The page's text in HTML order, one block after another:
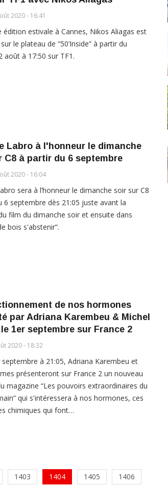
2020 - 16:41
édition estivale à Cannes, Nikos Aliagas est
le plateau de “50’Inside” à partir du
août à 17:50 sur TF1.
Labro à l'honneur le dimanche
C8 à partir du 6 septembre
2020 - 16:04
sera à l’honneur le dimanche soir sur C8
6 septembre dès 21:05 juste avant la
film du dimanche soir et ensuite dans
bois s'abstenir”.
de nos hormones
par Adriana Karembeu & Michel
1er septembre sur France 2
2020 - 18:32
à 21:05, Adriana Karembeu et
présenteront sur France 2 un nouveau
magazine “Les pouvoirs extraordinaires du
qui s'intéressera à nos hormones, ces
chimiques qui font…
1403 1404 1405 1406